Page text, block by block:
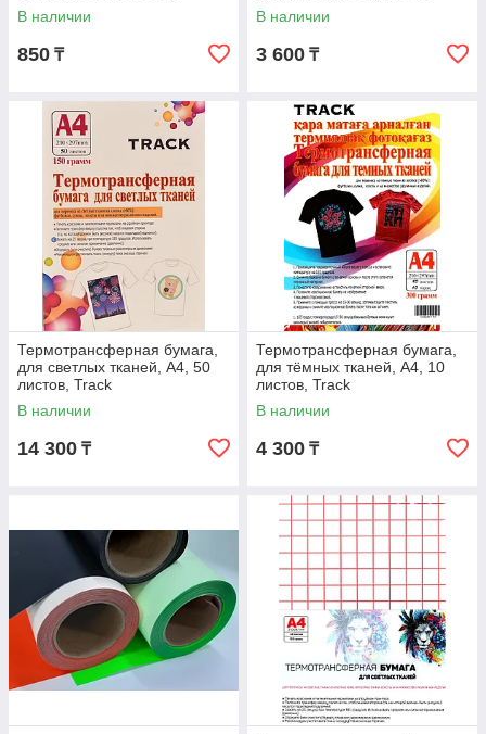
В наличии
850 ₸
В наличии
3 600 ₸
Термотрансферная бумага,
для светлых тканей, A4, 50
листов, Track
В наличии
14 300 ₸
Термотрансферная бумага,
для тёмных тканей, A4, 10
листов, Track
В наличии
4 300 ₸